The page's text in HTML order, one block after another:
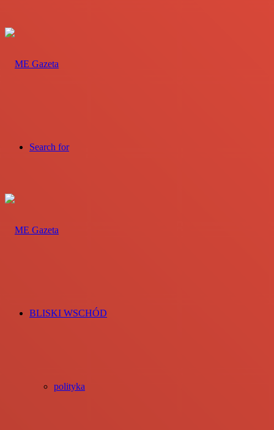
Search for
BLISKI WSCHÓD
polityka